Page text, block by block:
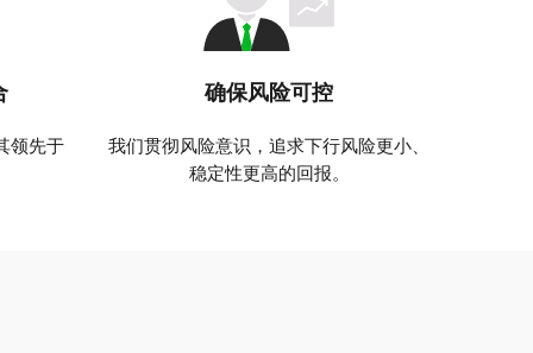
领先于
确保风险可控
我们贯彻风险意识，追求下行风险更小、
稳定性更高的回报。